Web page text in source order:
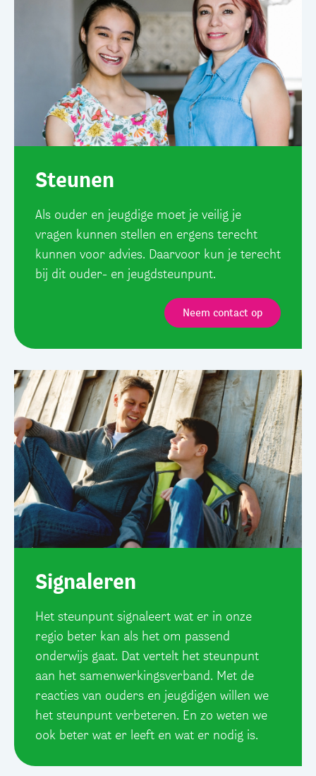
Steunen
Als ouder en jeugdige moet je veilig je
vragen kunnen stellen en ergens terecht
kunnen voor advies. Daarvoor kun je terecht
bij dit ouder- en jeugdsteunpunt.
Neem contact op
Signaleren
Het steunpunt signaleert wat er in onze
regio beter kan als het om passend
onderwijs gaat. Dat vertelt het steunpunt
aan het samenwerkingsverband. Met de
reacties van ouders en jeugdigen willen we
het steunpunt verbeteren. En zo weten we
ook beter wat er leeft en wat er nodig is.